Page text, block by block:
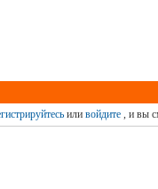
или войдите, и вы